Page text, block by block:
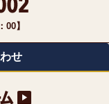
00】
せ